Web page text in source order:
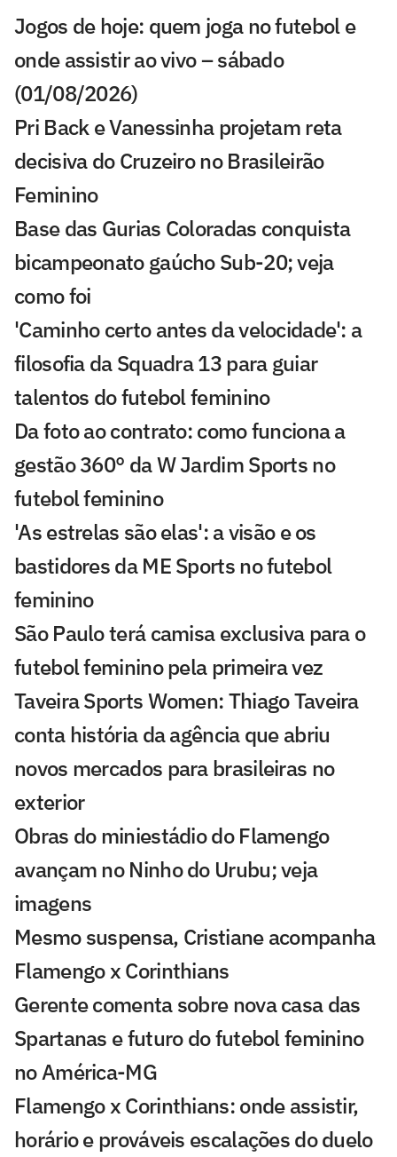
Jogos de hoje: quem joga no futebol e
onde assistir ao vivo – sábado
(01/08/2026)
Pri Back e Vanessinha projetam reta
decisiva do Cruzeiro no Brasileirão
Feminino
Base das Gurias Coloradas conquista
bicampeonato gaúcho Sub-20; veja
como foi
'Caminho certo antes da velocidade': a
filosofia da Squadra 13 para guiar
talentos do futebol feminino
Da foto ao contrato: como funciona a
gestão 360° da W Jardim Sports no
futebol feminino
'As estrelas são elas': a visão e os
bastidores da ME Sports no futebol
feminino
São Paulo terá camisa exclusiva para o
futebol feminino pela primeira vez
Taveira Sports Women: Thiago Taveira
conta história da agência que abriu
novos mercados para brasileiras no
exterior
Obras do miniestádio do Flamengo
avançam no Ninho do Urubu; veja
imagens
Mesmo suspensa, Cristiane acompanha
Flamengo x Corinthians
Gerente comenta sobre nova casa das
Spartanas e futuro do futebol feminino
no América-MG
Flamengo x Corinthians: onde assistir,
horário e prováveis escalações do duelo